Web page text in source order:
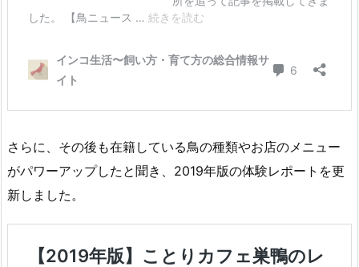
さらに、その後も在籍している鳥の種類やお店のメニュー
がパワーアップしたと聞き、2019年版の体験レポートを更
新しました。